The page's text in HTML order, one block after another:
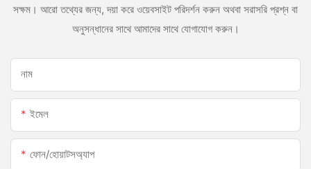
সক্ষম। আরো তথ্যের জন্য, দয়া করে ওয়েবসাইট পরিদর্শন করুন অথবা সরাসরি প্রশ্ন বা
অনুসন্ধানের সাথে আমাদের সাথে যোগাযোগ করুন।
নাম
ইমেল
ফোন/হোয়াটসঅ্যাপ